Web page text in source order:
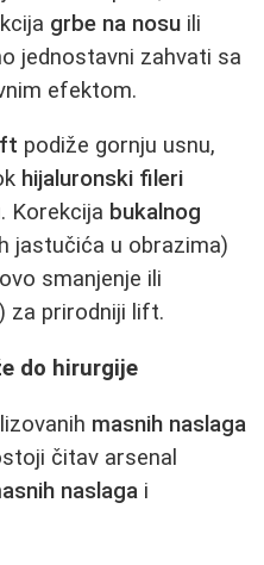
grbe na nosu ili
jednostavni zahvati sa
efektom.
podiže gornju usnu,
hijaluronski fileri
Korekcija bukalnog
jastučića u obrazima)
smanjenje ili
) za prirodniji lift.
do hirurgije
masnih naslaga
čitav arsenal
naslaga i